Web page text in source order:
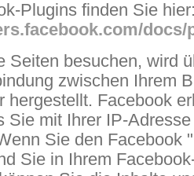
Plugins finden Sie
docs/
Seiten besuchen, wird
zwischen Ihrem
hergestellt. Facebook
Sie mit Ihrer IP-
Sie den Facebook
Sie in Ihrem